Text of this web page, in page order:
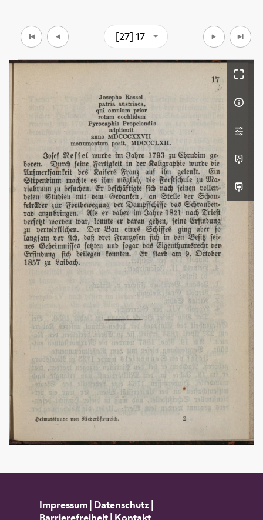
[27] 17
Impressum| Datenschutz|